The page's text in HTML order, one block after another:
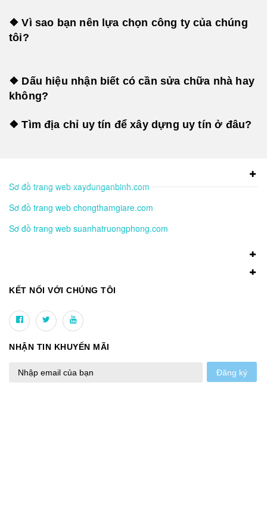
❖ Vì sao bạn nên lựa chọn công ty của chúng
tôi?
❖ Dấu hiệu nhận biết có cần sửa chữa nhà hay
không?
❖ Tìm địa chỉ uy tín để xây dựng uy tín ở đâu?
Sơ đồ trang web xaydunganbinh.com
Sơ đồ trang web chongthamgiare.com
Sơ đồ trang web suanhatruongphong.com
KẾT NỐI VỚI CHÚNG TÔI
NHẬN TIN KHUYẾN MÃI
Đăng ký